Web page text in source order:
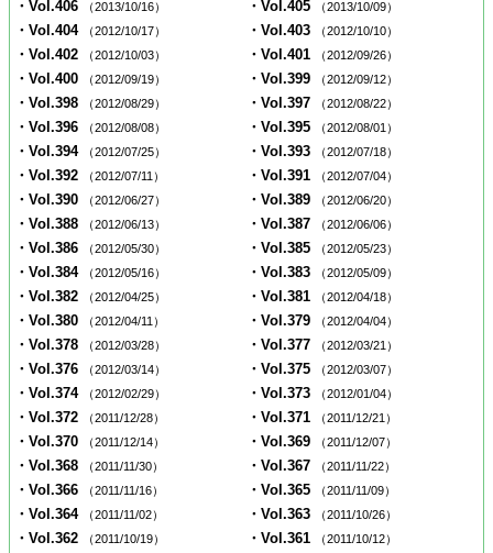
・Vol.406 （2013/10/16） ・Vol.405 （2013/10/09）
・Vol.404 （2012/10/17） ・Vol.403 （2012/10/10）
・Vol.402 （2012/10/03） ・Vol.401 （2012/09/26）
・Vol.400 （2012/09/19） ・Vol.399 （2012/09/12）
・Vol.398 （2012/08/29） ・Vol.397 （2012/08/22）
・Vol.396 （2012/08/08） ・Vol.395 （2012/08/01）
・Vol.394 （2012/07/25） ・Vol.393 （2012/07/18）
・Vol.392 （2012/07/11） ・Vol.391 （2012/07/04）
・Vol.390 （2012/06/27） ・Vol.389 （2012/06/20）
・Vol.388 （2012/06/13） ・Vol.387 （2012/06/06）
・Vol.386 （2012/05/30） ・Vol.385 （2012/05/23）
・Vol.384 （2012/05/16） ・Vol.383 （2012/05/09）
・Vol.382 （2012/04/25） ・Vol.381 （2012/04/18）
・Vol.380 （2012/04/11） ・Vol.379 （2012/04/04）
・Vol.378 （2012/03/28） ・Vol.377 （2012/03/21）
・Vol.376 （2012/03/14） ・Vol.375 （2012/03/07）
・Vol.374 （2012/02/29） ・Vol.373 （2012/01/04）
・Vol.372 （2011/12/28） ・Vol.371 （2011/12/21）
・Vol.370 （2011/12/14） ・Vol.369 （2011/12/07）
・Vol.368 （2011/11/30） ・Vol.367 （2011/11/22）
・Vol.366 （2011/11/16） ・Vol.365 （2011/11/09）
・Vol.364 （2011/11/02） ・Vol.363 （2011/10/26）
・Vol.362 （2011/10/19） ・Vol.361 （2011/10/12）